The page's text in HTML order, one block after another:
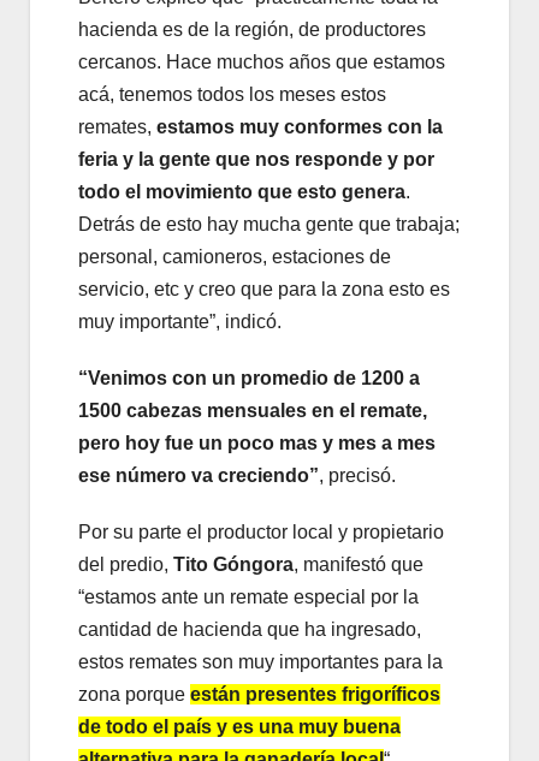
hacienda es de la región, de productores
cercanos. Hace muchos años que estamos
acá, tenemos todos los meses estos
remates, estamos muy conformes con la
feria y la gente que nos responde y por
todo el movimiento que esto genera.
Detrás de esto hay mucha gente que trabaja;
personal, camioneros, estaciones de
servicio, etc y creo que para la zona esto es
muy importante”, indicó.
“Venimos con un promedio de 1200 a
1500 cabezas mensuales en el remate,
pero hoy fue un poco mas y mes a mes
ese número va creciendo”, precisó.
Por su parte el productor local y propietario
del predio, Tito Góngora, manifestó que
“estamos ante un remate especial por la
cantidad de hacienda que ha ingresado,
estos remates son muy importantes para la
zona porque están presentes frigoríficos
de todo el país y es una muy buena